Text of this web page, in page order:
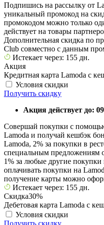
Подпишись на рассылку от
уникальный промокод на
промокодом можно только
действует на товары
Дополнительная скидка по
Club совместно с данным
Истекает через: 155 дн.
Акция
Кредитная карта Lamoda с
Условия скидки
Получить скидку
Акция действует до:
Совершай покупки с
Lamoda и получай кешбэк
Lamoda, 2% за покупки в
специальным предложениям
1% за любые другие
оплачивать покупки на
получение карты можно
Истекает через: 155 дн.
Скидка30%
Дебетовая карта Lamoda с
Условия скидки
Получить скидку